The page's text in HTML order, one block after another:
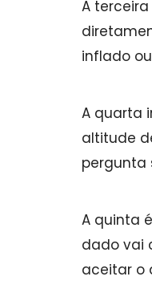
A
inflado
A quarta
altitude
pergunta
A quinta
dado vai
aceitar o